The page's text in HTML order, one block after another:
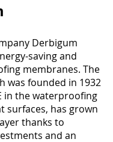
Derbigum
saving and
membranes. The
was founded in 1932
in the waterproofing
surfaces, has grown
thanks to
and an